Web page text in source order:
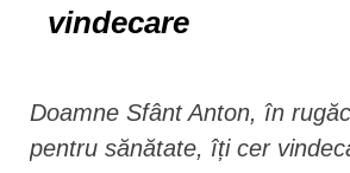
vindecare
Doamne Sfânt Anton, în
pentru sănătate, îți cer